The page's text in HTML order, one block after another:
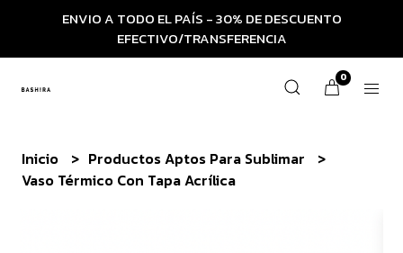
ENVIO A TODO EL PAÍS - 30% DE DESCUENTO
EFECTIVO/TRANSFERENCIA
0
Inicio
Productos Aptos Para Sublimar
Vaso Térmico Con Tapa Acrílica